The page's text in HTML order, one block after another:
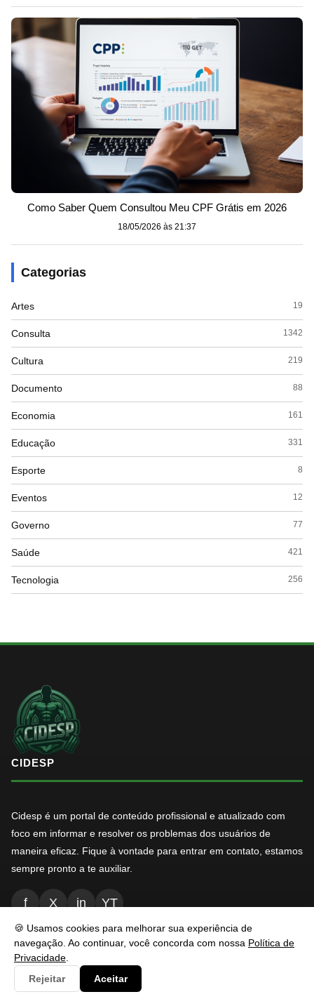
🍪 Usamos cookies para melhorar sua experiência de
navegação. Ao continuar, você concorda com nossa Política de
Privacidade
Rejeitar
Aceitar
Como Saber Quem Consultou Meu CPF Grátis em 2026
18/05/2026 às 21:37
Categorias
Artes 19
Consulta 1342
Cultura 219
Documento 88
Economia 161
Educação 331
Esporte 8
Eventos 12
Governo 77
Saúde 421
Tecnologia 256
CIDESP
Cidesp é um portal de conteúdo profissional e atualizado com
foco em informar e resolver os problemas dos usuários de
maneira eficaz. Fique à vontade para entrar em contato, estamos
sempre pronto a te auxiliar.
f X in YT
NAVEGAÇÃO
Inicio